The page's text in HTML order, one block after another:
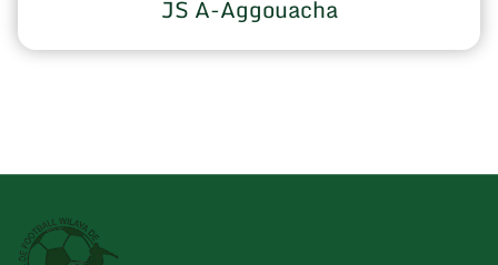
JS A-Aggouacha